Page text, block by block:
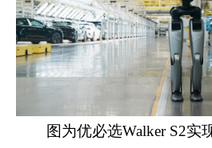
图为优必选Walker S2实现